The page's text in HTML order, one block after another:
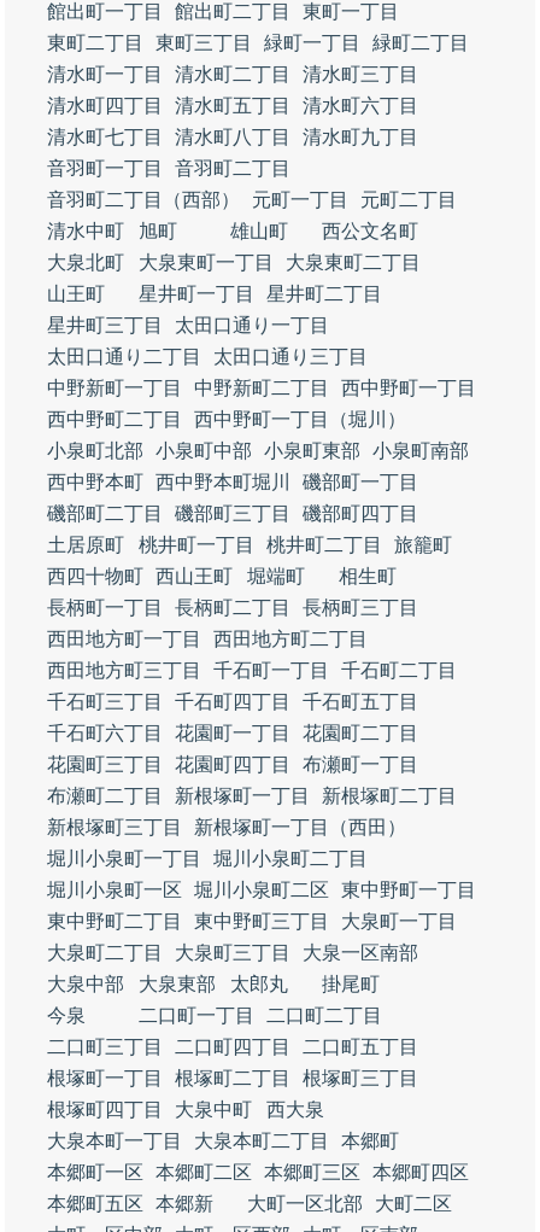
館出町一丁目
館出町二丁目
東町一丁目
東町二丁目
東町三丁目 緑町一丁目
緑町二丁目
清水町一丁目
清水町二丁目
清水町三丁目
清水町四丁目
清水町五丁目
清水町六丁目
清水町七丁目
清水町八丁目
清水町九丁目
音羽町一丁目
音羽町二丁目
音羽町二丁目（西部）
元町一丁目
元町二丁目
清水中町
旭町 雄山町
西公文名町
大泉北町
大泉東町一丁目
大泉東町二丁目
山王町
星井町一丁目
星井町二丁目
星井町三丁目
太田口通り一丁目
太田口通り二丁目
太田口通り三丁目
中野新町一丁目
中野新町二丁目
西中野町一丁目
西中野町二丁目
西中野町一丁目（堀川）
小泉町北部
小泉町中部 小泉町東部
小泉町南部
西中野本町 西中野本町堀川
磯部町一丁目
磯部町二丁目
磯部町三丁目
磯部町四丁目
土居原町
桃井町一丁目 桃井町二丁目
旅籠町
西四十物町 西山王町 堀端町
相生町
長柄町一丁目
長柄町二丁目
長柄町三丁目
西田地方町一丁目
西田地方町二丁目
西田地方町三丁目
千石町一丁目
千石町二丁目
千石町三丁目
千石町四丁目
千石町五丁目
千石町六丁目
花園町一丁目
花園町二丁目
花園町三丁目
花園町四丁目
布瀬町一丁目
布瀬町二丁目
新根塚町一丁目
新根塚町二丁目
新根塚町三丁目
新根塚町一丁目（西田）
堀川小泉町一丁目
堀川小泉町二丁目
堀川小泉町一区
堀川小泉町二区
東中野町一丁目
東中野町二丁目
東中野町三丁目
大泉町一丁目
大泉町二丁目
大泉町三丁目
大泉一区南部
大泉中部
大泉東部 太郎丸
掛尾町
今泉
二口町一丁目
二口町二丁目
二口町三丁目
二口町四丁目
二口町五丁目
根塚町一丁目
根塚町二丁目
根塚町三丁目
根塚町四丁目
大泉中町
西大泉
大泉本町一丁目
大泉本町二丁目
本郷町
本郷町一区
本郷町二区 本郷町三区
本郷町四区
本郷町五区
本郷新 大町一区北部
大町二区